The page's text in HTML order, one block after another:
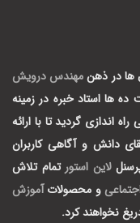
ها در ذهنمهندس درویش
ها استاد خبره در زمینه
اندازی گردید تا با ارائه
دانش و آگاهی کاربران
لاین استور تمام تلاش
و محصولات آموزش
نخواهند کرد.